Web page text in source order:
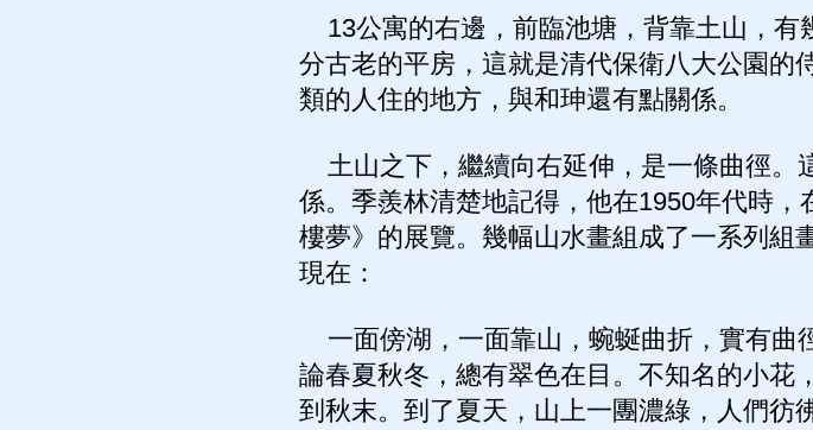
13公寓的右邊，前臨池塘，背靠土山，有
分古老的平房，這就是清代保衛八大公園的
類的人住的地方，與和珅還有點關係。
土山之下，繼續向右延伸，是一條曲徑。
係。季羨林清楚地記得，他在1950年代時
樓夢》的展覽。幾幅山水畫組成了一系列組
現在：
一面傍湖，一面靠山，蜿蜒曲折，實有曲
論春夏秋冬，總有翠色在目。不知名的小花
到秋末。到了夏天，山上一團濃綠，人們彷